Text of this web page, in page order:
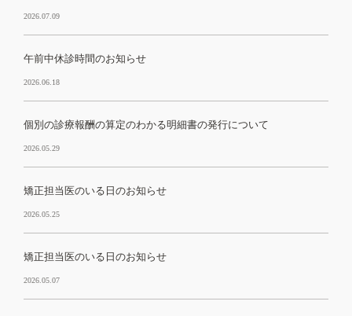
2026.07.09
午前中休診時間のお知らせ
2026.06.18
個別の診療報酬の算定のわかる明細書の発行について
2026.05.29
矯正担当医のいる日のお知らせ
2026.05.25
矯正担当医のいる日のお知らせ
2026.05.07